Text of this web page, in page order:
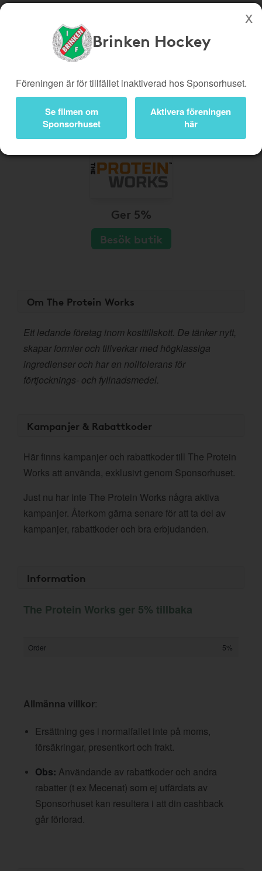
Köp genom denna sida stöttar Brinken Hockey
Presentkort
Kampanjer
Bli medlem
Logga in
Brinken Hockey
Föreningen är för tillfället inaktiverad hos Sponsorhuset.
Se filmen om
Sponsorhuset
Aktivera föreningen
här
Ger 5%
Besök butik
Om The Protein Works
Ett ledande företag inom kosttillskott. De tänker nytt,
skapar formler och tillverkar med högklassiga
ingredienser och har en nolltolerans för
förtjocknings- och fyllnadsmedel.
Kampanjer & Rabattkoder
Här finns kampanjer och rabattkoder till The Protein
Works att använda, exklusivt genom Sponsorhuset.
Just nu har inte The Protein Works några aktiva
kampanjer. Återkom gärna senare för att ta del av
kampanjer, rabattkoder och bra erbjudanden.
Information
The Protein Works ger 5% tillbaka
Order 5%
Allmänna villkor:
Ersättning ges i normalfallet inte på moms,
försäkringar, presentkort och frakt.
Obs: Användande av rabattkoder och andra
rabatter (t ex Mecenat) som ej utfärdats av
Sponsorhuset kan resultera i att din cashback
går förlorad.